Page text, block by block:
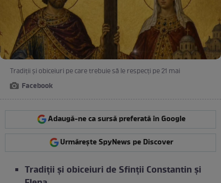
Tradiții și obiceiuri pe care trebuie să le respecți pe 21 mai
Facebook
Adaugă-ne ca sursă preferată în Google
Urmărește SpyNews pe Discover
Tradiții și obiceiuri de Sfinții Constantin și